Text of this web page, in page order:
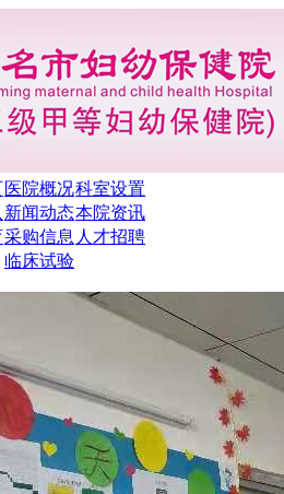
医院概况科室设置
新闻动态本院资讯
采购信息 人才招聘
临床试验